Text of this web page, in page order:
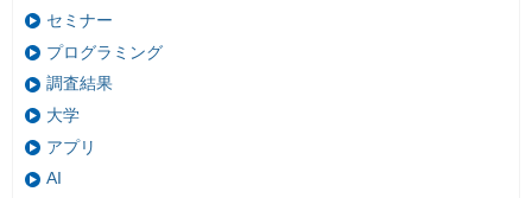
セミナー
プログラミング
調査結果
大学
アプリ
AI